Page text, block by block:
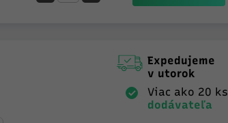
Expedujeme
v utorok
Viac ako 20 ks
dodávateľa